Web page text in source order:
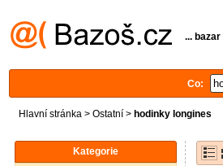
...
Co:
Hlavní stránka > Ostatní > hodinky longines
Kategorie